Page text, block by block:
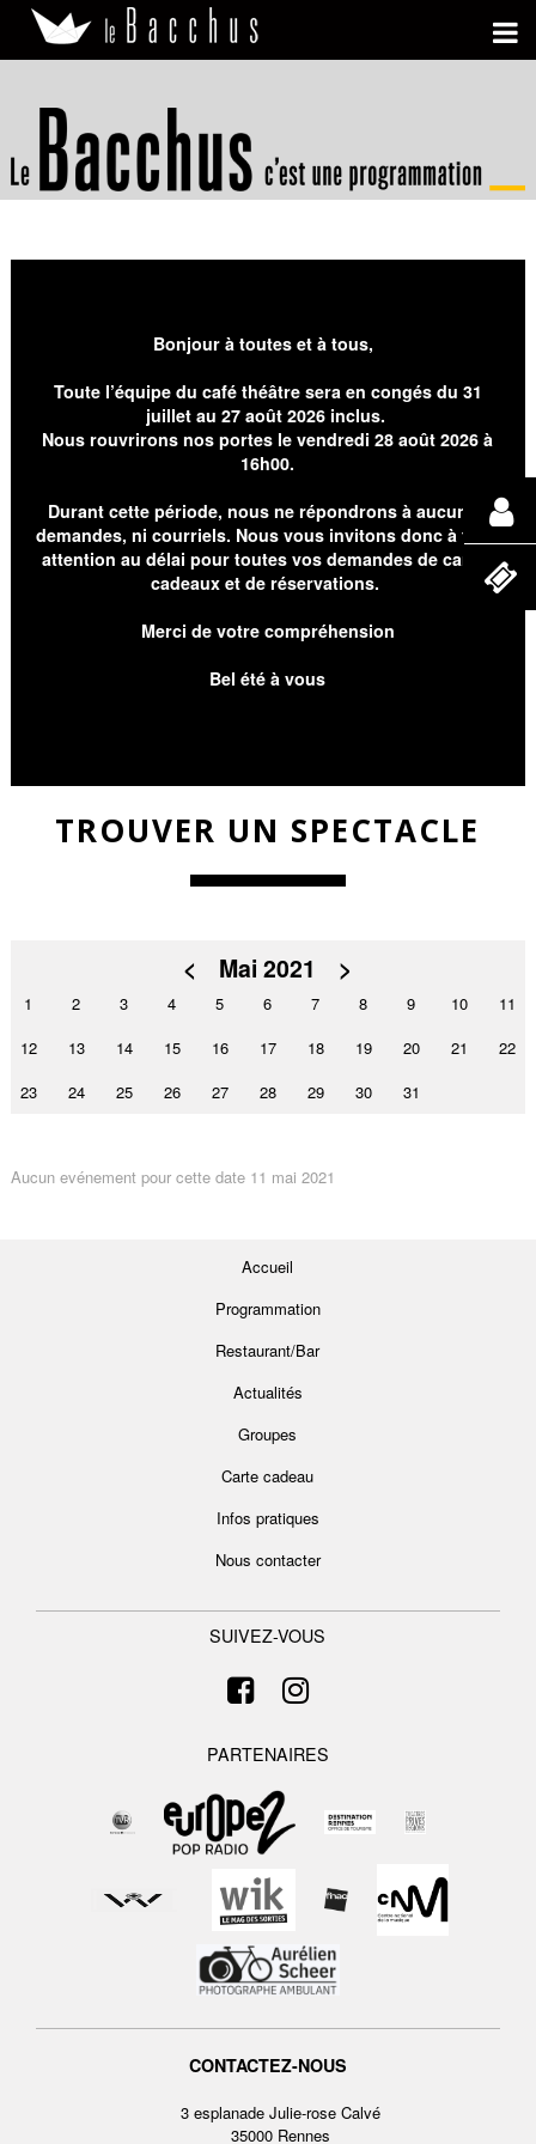
Bonjour à toutes et à tous,
Toute l’équipe du café théâtre sera en congés du 31
juillet au 27 août 2026 inclus.
Nous rouvrirons nos portes le vendredi 28 août 2026 à
16h00.
Durant cette période, nous ne répondrons à aucunes
demandes, ni courriels. Nous vous invitons donc à faire
attention au délai pour toutes vos demandes de cartes
cadeaux et de réservations.
Merci de votre compréhension
Bel été à vous
TROUVER UN SPECTACLE
< Mai 2021 >
1 2 3 4 5 6 7 8 9 10
11
12
13 14 15 16 17 18 19 20 21
22
23
24 25 26 27 28 29 30 31
Aucun evénement pour cette date 11 mai 2021
Accueil
Programmation
Restaurant/Bar
Actualités
Groupes
Carte cadeau
Infos pratiques
Nous contacter
SUIVEZ-VOUS
PARTENAIRES
CONTACTEZ-NOUS
3 esplanade Julie-rose Calvé
35000 Rennes